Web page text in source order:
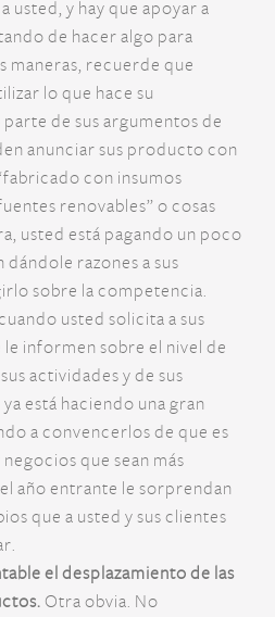
usted, y hay que apoyar a
de hacer algo para
maneras, recuerde que
lo que hace su
de sus argumentos de
anunciar sus producto con
con insumos
renovables” o cosas
usted está pagando un poco
razones a sus
sobre la competencia.
usted solicita a sus
informen sobre el nivel de
actividades y de sus
está haciendo una gran
a convencerlos de que es
que sean más
año entrante le sorprendan
que a usted y sus clientes
el desplazamiento de las
Otra obvia. No